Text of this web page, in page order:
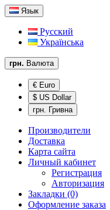
Язык
Русский
Українська
грн. Валюта
€ Euro
$ US Dollar
грн. Гривна
Производители
Доставка
Карта сайта
Личный кабинет
Регистрация
Авторизация
Закладки (0)
Оформление заказа